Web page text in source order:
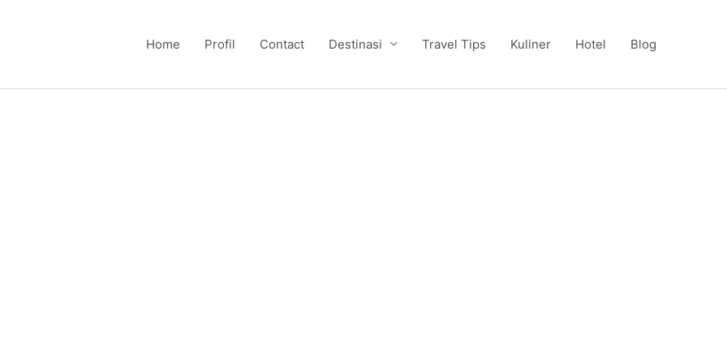
Home Profil Contact Destinasi Travel Tips Kuliner Hotel Blog